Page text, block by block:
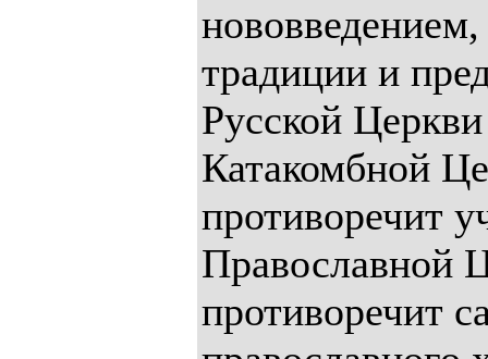
традиции и
Русской
Катакомбной
противоречит
Православной
противоречит